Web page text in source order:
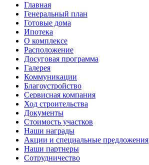
Главная
Генеральный план
Готовые дома
Ипотека
О комплексе
Расположение
Досуговая программа
Галерея
Коммуникации
Благоустройство
Сервисная компания
Ход строительства
Документы
Стоимость участков
Наши награды
Акции и специальные предложения
Наши партнеры
Сотрудничество